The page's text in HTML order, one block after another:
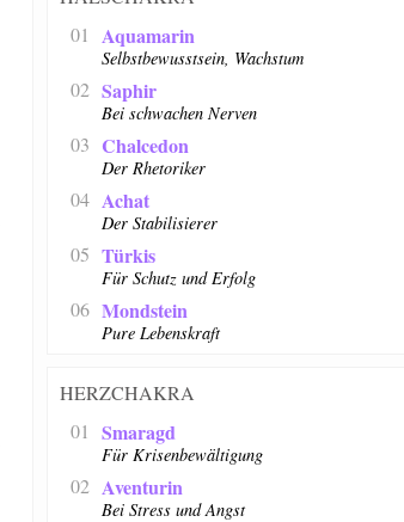
01
Aquamarin
Selbstbewusstsein, Wachstum
02 Saphir
Bei schwachen Nerven
03 Chalcedon
Der Rhetoriker
04 Achat
Der Stabilisierer
05 Türkis
Für Schutz und Erfolg
06 Mondstein
Pure Lebenskraft
HERZCHAKRA
01
Smaragd
Für Krisenbewältigung
02 Aventurin
Bei Stress und Angst